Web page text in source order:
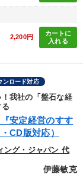
2,200円
カートに
入れる
ンロード対応
我社の「盤石な経
安定経営のすす
CD版対応）
ング・ジャパン 代
伊藤敏克